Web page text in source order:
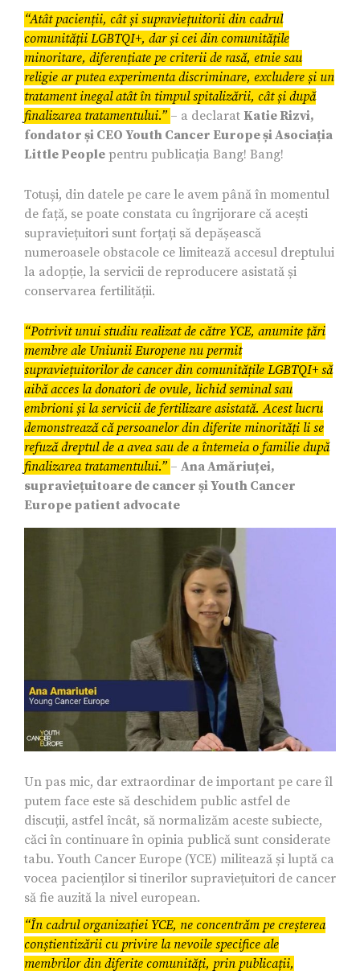
“Atât pacienții, cât și supraviețuitorii din cadrul
comunității LGBTQI+, dar și cei din comunitățile
minoritare, diferențiate pe criterii de rasă, etnie sau
religie ar putea experimenta discriminare, excludere și un
tratament inegal atât în timpul spitalizării, cât și după
finalizarea tratamentului.” – a declarat Katie Rizvi,
fondator și CEO Youth Cancer Europe și Asociația
Little People pentru publicația Bang! Bang!
Totuși, din datele pe care le avem până în momentul
de față, se poate constata cu îngrijorare că acești
supraviețuitori sunt forțați să depășească
numeroasele obstacole ce limitează accesul dreptului
la adopție, la servicii de reproducere asistată și
conservarea fertilității.
“Potrivit unui studiu realizat de către YCE, anumite țări
membre ale Uniunii Europene nu permit
supraviețuitorilor de cancer din comunitățile LGBTQI+ să
aibă acces la donatori de ovule, lichid seminal sau
embrioni și la servicii de fertilizare asistată. Acest lucru
demonstrează că persoanelor din diferite minorități li se
refuză dreptul de a avea sau de a întemeia o familie după
finalizarea tratamentului.” – Ana Amăriuței,
supraviețuitoare de cancer și Youth Cancer
Europe patient advocate
Un pas mic, dar extraordinar de important pe care îl
putem face este să deschidem public astfel de
discuții, astfel încât, să normalizăm aceste subiecte,
căci în continuare în opinia publică sunt considerate
tabu. Youth Cancer Europe (YCE) militează și luptă ca
vocea pacienților si tinerilor supraviețuitori de cancer
să fie auzită la nivel european.
“În cadrul organizației YCE, ne concentrăm pe creșterea
conștientizării cu privire la nevoile specifice ale
membrilor din diferite comunități, prin publicații,